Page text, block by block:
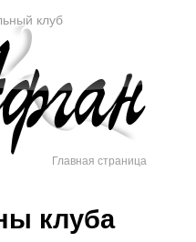
клуб
Главная страница
клуба